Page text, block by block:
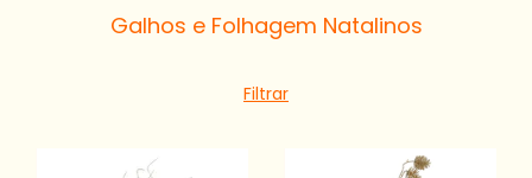
Galhos e Folhagem Natalinos
Filtrar